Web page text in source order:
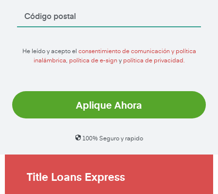
He leído y acepto el consentimiento de comunicación y política
inalámbrica política de e-signy política de privacidad.
Aplique Ahora
100% Seguro y rapido
Title Loans Express